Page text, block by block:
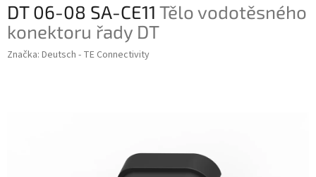
DT 06-08 SA-CE11 Tělo vodotěsného
konektoru řady DT
Značka: Deutsch - TE Connectivity